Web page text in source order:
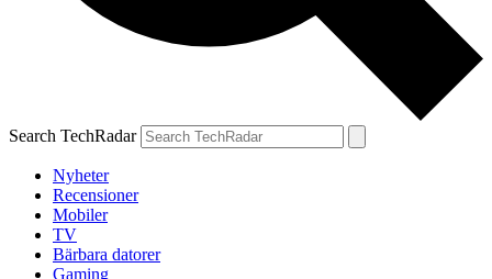
Search TechRadar
Nyheter
Recensioner
Mobiler
TV
Bärbara datorer
Gaming